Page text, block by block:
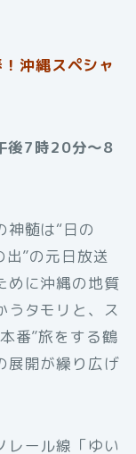
沖縄スペシャ
7時20分～8
神髄は“日の
出”の元日放送
めに沖縄の地質
うタモリと、ス
番”旅をする鶴
展開が繰り広げ
レール線「ゆい